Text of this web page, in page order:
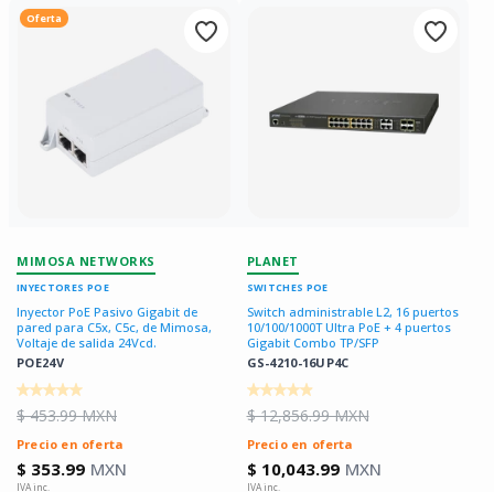
Oferta
MIMOSA NETWORKS
INYECTORES POE
POE24V
Inyector PoE Pasivo Gigabit de
pared para C5x, C5c, de Mimosa,
Voltaje de salida 24Vcd.
$ 453.99 MXN
Precio en oferta
$ 353.99 MXN
PLANET
SWITCHES POE
GS-4210-16UP4C
Switch administrable L2, 16 puertos
10/100/1000T Ultra PoE + 4 puertos
Gigabit Combo TP/SFP
$ 12,856.99 MXN
Precio en oferta
$ 10,043.99 MXN